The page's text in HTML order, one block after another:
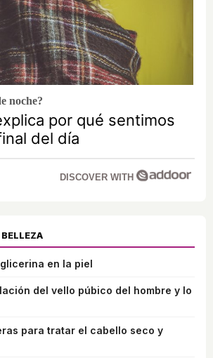
noche?
por qué sentimos
del día
DISCOVER WITH
en la piel
del vello púbico del hombre y lo
para tratar el cabello seco y